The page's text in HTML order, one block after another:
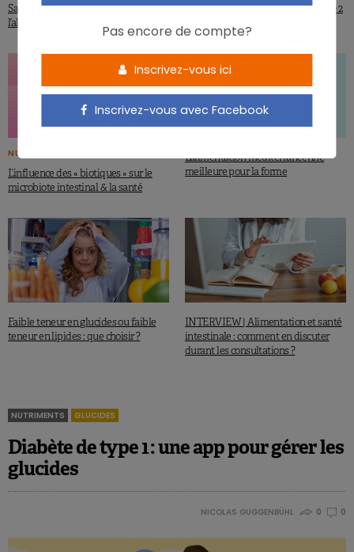
Santé mentale : le secret de
l’alimentation méditerranéenne
Sous-diagnostic du diabète de type 2
NUTRIGRAPHICS
L’influence des « biotiques » sur le
microbiote intestinal & la santé
L’alimentation méditerranéenne
meilleure pour la forme
Faible teneur en glucides ou faible
teneur en lipides : que choisir ?
INTERVIEW | Alimentation et santé
intestinale : comment en discuter
durant les consultations ?
NUTRIMENTS GLUCIDES
Diabète de type 1 : une app pour gérer les
glucides
NICOLAS GUGGENBÜHL 0 0
Pas encore de compte?
Inscrivez-vous ici
Inscrivez-vous avec Facebook